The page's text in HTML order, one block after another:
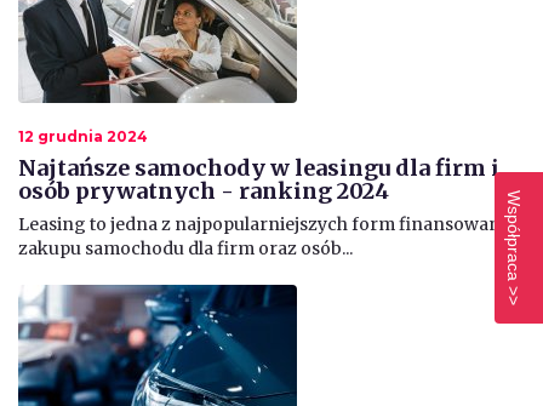
12 grudnia 2024
Najtańsze samochody w leasingu dla firm i
osób prywatnych - ranking 2024
Leasing to jedna z najpopularniejszych form finansowania
zakupu samochodu dla firm oraz osób...
Współpraca >>